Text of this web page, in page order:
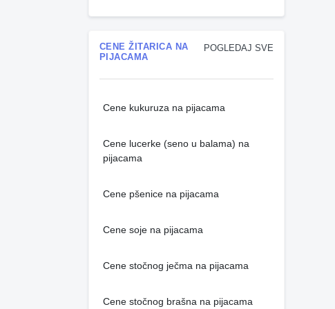
POGLEDAJ SVE
CENE ŽITARICA NA
PIJACAMA
Cene kukuruza na pijacama
Cene lucerke (seno u balama) na
pijacama
Cene pšenice na pijacama
Cene soje na pijacama
Cene stočnog ječma na pijacama
Cene stočnog brašna na pijacama